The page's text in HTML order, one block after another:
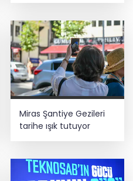
Miras Şantiye Gezileri
tarihe ışık tutuyor